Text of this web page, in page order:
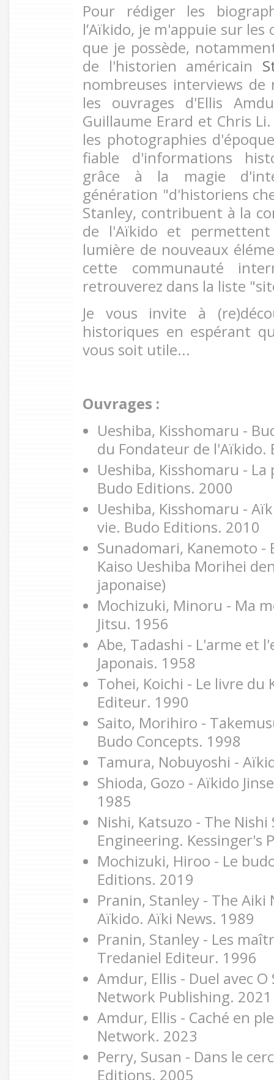
Pour rédiger les
l’Aïkido, je m'appuie sur
que je possède,
de l'historien américain
nombreuses interviews
les ouvrages d'Ellis
Guillaume Erard et Chris
les photographies
fiable d'informations
grâce à la magie
génération "d'historiens
Stanley, contribuent à la
de l'Aïkido et
lumière de nouveaux
cette communauté
retrouverez dans la liste
Je vous invite à
historiques en espérant
vous soit utile...
Ouvrages :
Ueshiba, Kisshomaru -
du Fondateur de l'Aïkido.
Ueshiba, Kisshomaru -
Budo Editions. 2000
Ueshiba, Kisshomaru -
vie. Budo Editions. 2010
Sunadomari, Kanemoto -
Kaiso Ueshiba Morihei
japonaise)
Mochizuki, Minoru - Ma
Jitsu. 1956
Abe, Tadashi - L'arme et
Japonais. 1958
Tohei, Koichi - Le livre du
Editeur. 1990
Saito, Morihiro -
Budo Concepts. 1998
Tamura, Nobuyoshi -
Shioda, Gozo - Aïkido
1985
Nishi, Katsuzo - The
Engineering. Kessinger's
Mochizuki, Hiroo - Le
Editions. 2019
Pranin, Stanley - The Aiki
Aïkido. Aïki News. 1989
Pranin, Stanley - Les
Tredaniel Editeur. 1996
Amdur, Ellis - Duel avec
Network Publishing. 2021
Amdur, Ellis - Caché en
Network. 2023
Perry, Susan - Dans le
Editions. 2005